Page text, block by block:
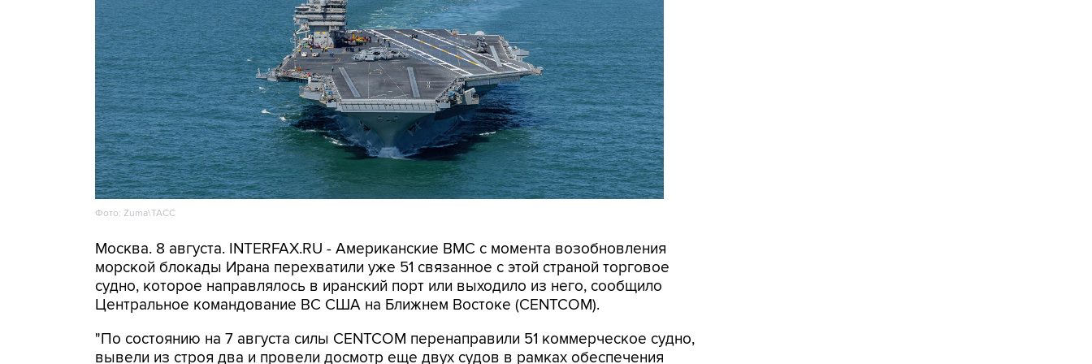
Фото: Zuma\ТАСС
Москва. 8 августа. INTERFAX.RU - Американские ВМС с момента возобновления
морской блокады Ирана перехватили уже 51 связанное с этой страной торговое
судно, которое направлялось в иранский порт или выходило из него, сообщило
Центральное командование ВС США на Ближнем Востоке (CENTCOM).
"По состоянию на 7 августа силы CENTCOM перенаправили 51 коммерческое судно,
вывели из строя два и провели досмотр еще двух судов в рамках обеспечения